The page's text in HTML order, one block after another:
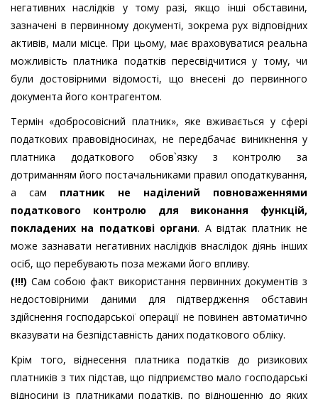
негативних наслідків у тому разі, якщо інші обставини,
зазначені в первинному документі, зокрема рух відповідних
активів, мали місце. При цьому, має враховуватися реальна
можливість платника податків пересвідчитися у тому, чи
були достовірними відомості, що внесені до первинного
документа його контрагентом.
Термін «добросовісний платник», яке вживається у сфері
податкових правовідносинах, не передбачає виникнення у
платника додаткового обов`язку з контролю за
дотриманням його постачальниками правил оподаткування,
а сам платник не наділений повноваженнями
податкового контролю для виконання функцій,
покладених на податкові органи. А відтак платник не
може зазнавати негативних наслідків внаслідок діянь інших
осіб, що перебувають поза межами його впливу.
(!!!) Сам собою факт використання первинних документів з
недостовірними даними для підтвердження обставин
здійснення господарської операції не повинен автоматично
вказувати на безпідставність даних податкового обліку.
Крім того, віднесення платника податків до ризикових
платників з тих підстав, що підприємство мало господарські
відносини із платниками податків, по відношенню до яких